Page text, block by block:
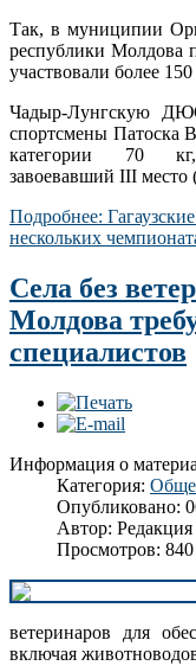
Так, в муниципии
республики Молдова
участвовали более
Чадыр-Лунгскую
спортсмены Патоска
категории 70
завоевавший III место
Подробнее:
нескольких
Села без
Молдова
специалистов
Информация о
Категория:
Опубликовано:
Автор: Редакция
Просмотров: 840
ветеринаров для
включая